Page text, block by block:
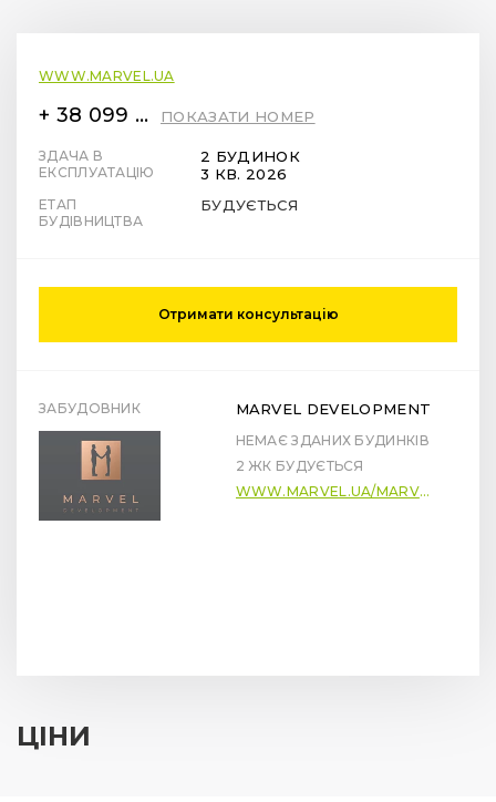
WWW.MARVEL.UA
+ 38 099 78 78 287 ПОКАЗАТИ НОМЕР
ЗДАЧА В
ЕКСПЛУАТАЦІЮ
2 БУДИНОК
3 КВ. 2026
ЕТАП
БУДІВНИЦТВА
БУДУЄТЬСЯ
Отримати консультацію
ЗАБУДОВНИК MARVEL DEVELOPMENT
НЕМАЄ ЗДАНИХ БУДИНКІВ
2 ЖК БУДУЄТЬСЯ
WWW.MARVEL.UA/MARVEL-DEVELOPMENT
ЦІНИ